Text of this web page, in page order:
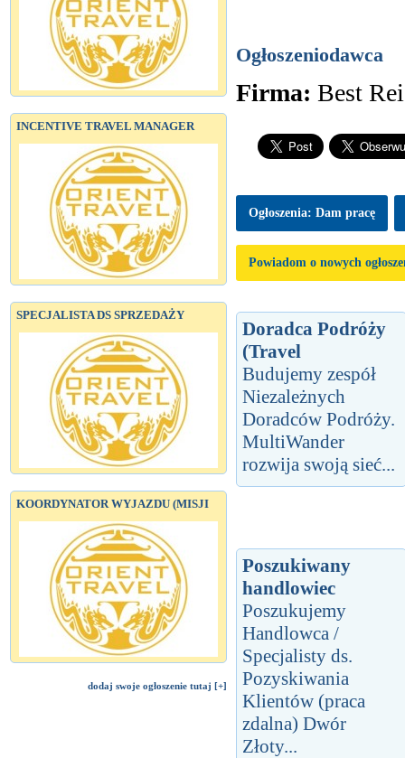
INCENTIVE TRAVEL MANAGER
SPECJALISTA DS SPRZEDAŻY
KOORDYNATOR WYJAZDU (MISJI
dodaj swoje ogłoszenie tutaj [+]
Ogłoszeniodawca
Firma: Best
Ogłoszenia: Dam pracę
Powiadom o nowych
Doradca Podróży
(Travel
Budujemy zespół
Niezależnych
Doradców Podróży.
MultiWander
rozwija swoją sieć...
Poszukiwany
handlowiec
Poszukujemy
Handlowca /
Specjalisty ds.
Pozyskiwania
Klientów (praca
zdalna) Dwór
Złoty...